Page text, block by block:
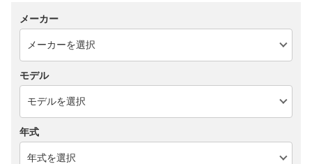
メーカー
モデル
年式